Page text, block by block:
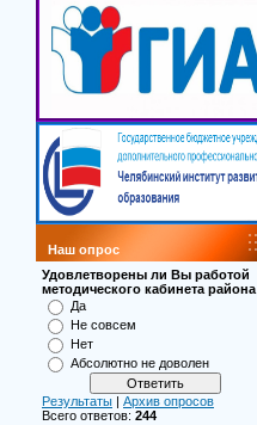
Наш опрос
Удовлетворены ли Вы работой
методического кабинета района
Да
Не совсем
Нет
Абсолютно не доволен
Результаты
Архив опросов
Всего ответов: 244